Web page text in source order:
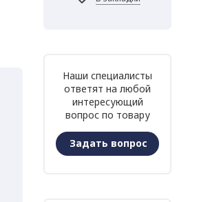
Наши специалисты
ответят на любой
интересующий
вопрос по товару
Задать вопрос